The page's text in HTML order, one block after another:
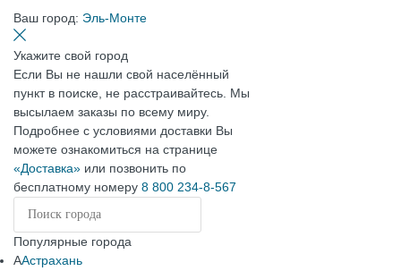
Ваш город: Эль-Монте
Укажите свой город
Если Вы не нашли свой населённый
пункт в поиске, не расстраивайтесь. Мы
высылаем заказы по всему миру.
Подробнее с условиями доставки Вы
можете ознакомиться на странице
«Доставка» или позвонить по
бесплатному номеру 8 800 234-8-567
Популярные города
ААстрахань